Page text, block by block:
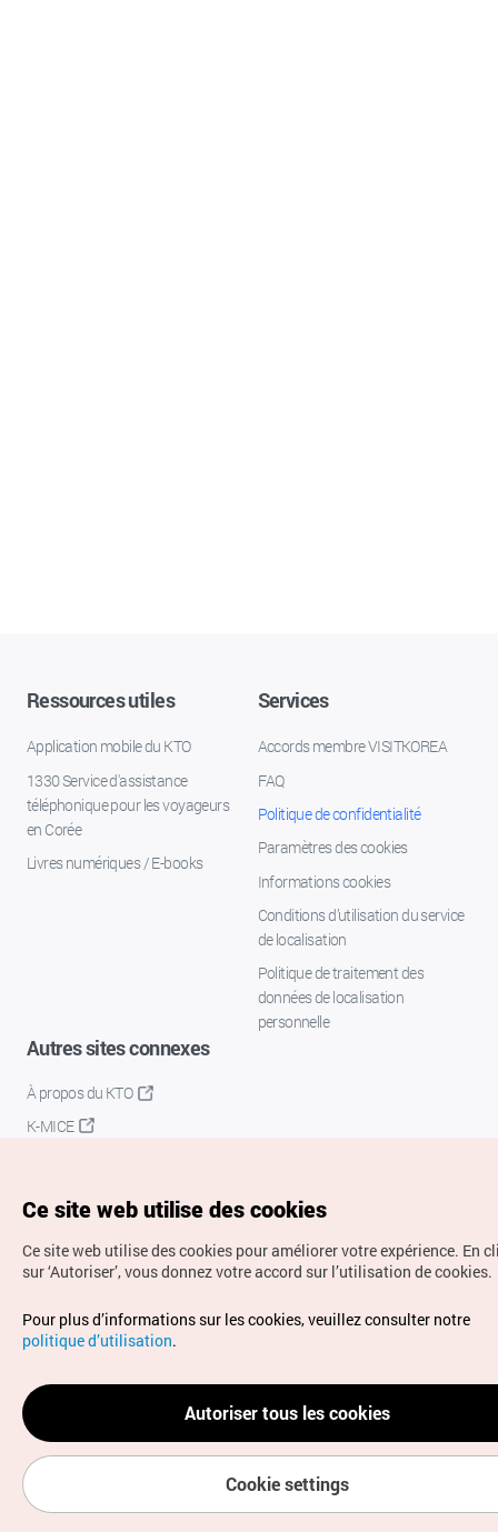
Ressources utiles
Application mobile du KTO
1330 Service d'assistance
téléphonique pour les voyageurs
en Corée
Livres numériques / E-books
Services
Accords membre VISITKOREA
FAQ
Politique de confidentialité
Paramètres des cookies
Informations cookies
Conditions d’utilisation du service
de localisation
Politique de traitement des
données de localisation
personnelle
Autres sites connexes
À propos du KTO
K-MICE
Droits d’auteur (c) Office National du Tourisme en Corée.
Tous droits réservés.
Pour les rapports d'erreurs et demandes de renseignements,
adressez vos demandes à
info.ontc@gmail.com
Ce site web utilise des cookies
Ce site web utilise des cookies pour améliorer votre expérience. En
sur ‘Autoriser’, vous donnez votre accord sur l’utilisation de cookies.
Pour plus d’informations sur les cookies, veuillez consulter notre
politique d’utilisation.
Autoriser tous les cookies
Cookie settings